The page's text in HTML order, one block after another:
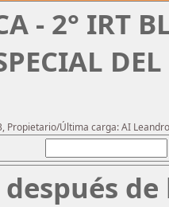
- 2° IRT
Propietario/Última carga: AI